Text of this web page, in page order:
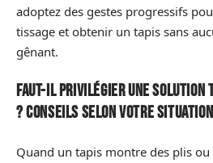
adoptez des gestes progressifs
tissage et obtenir un tapis sans
gênant.
Faut-il privilégier une solution
? Conseils selon votre situation
Quand un tapis montre des plis ou